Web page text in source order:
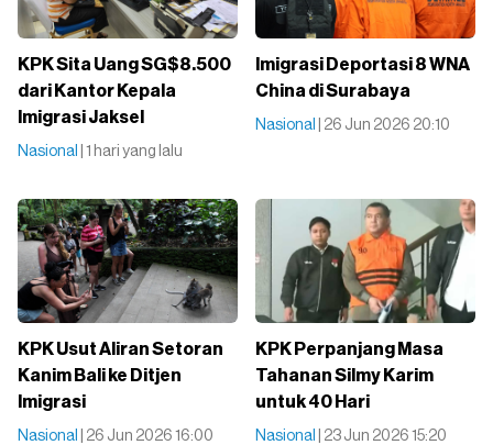
KPK Sita Uang SG$8.500
dari Kantor Kepala
Imigrasi Jaksel
Nasional | 1 hari yang lalu
Imigrasi Deportasi 8 WNA
China di Surabaya
Nasional | 26 Jun 2026 20:10
KPK Usut Aliran Setoran
Kanim Bali ke Ditjen
Imigrasi
Nasional | 26 Jun 2026 16:00
KPK Perpanjang Masa
Tahanan Silmy Karim
untuk 40 Hari
Nasional | 23 Jun 2026 15:20